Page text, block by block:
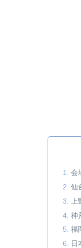
会
仙
神
福
日